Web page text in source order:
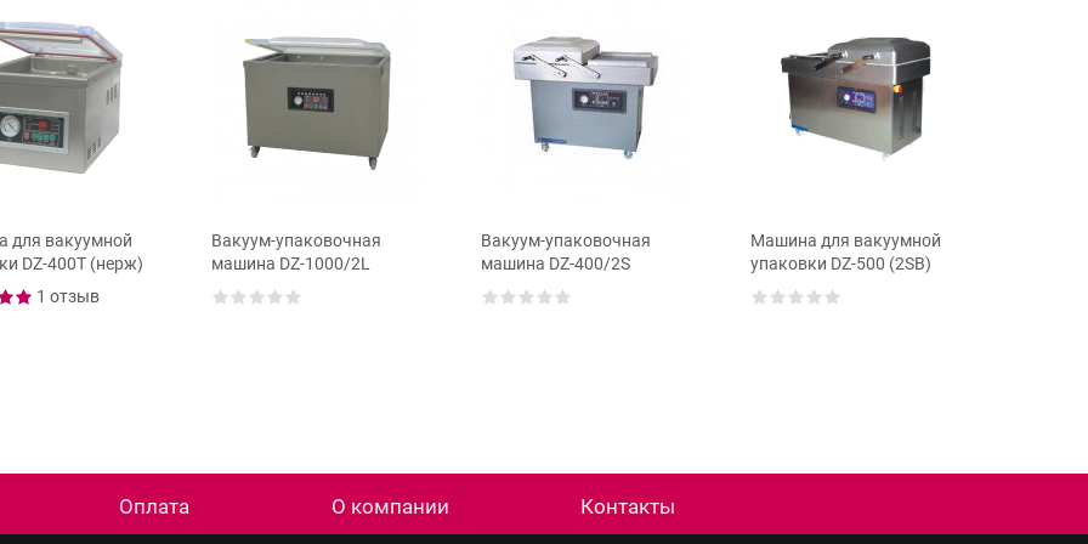
для вакуумной
DZ-400T (нерж)
1 отзыв
Вакуум-упаковочная
машина DZ-1000/2L
Вакуум-упаковочная
машина DZ-400/2S
Машина для вакуумной
упаковки DZ-500 (2SB)
Оплата О компании Контакты